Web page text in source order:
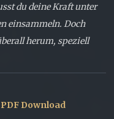
du deine Kraft unter
einsammeln. Doch
herum, speziell
Download